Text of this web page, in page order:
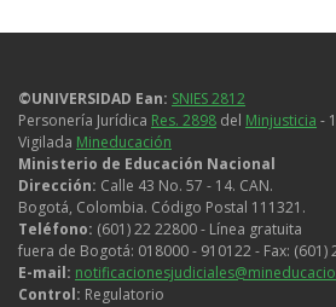
©UNIVERSIDAD Ean: SNIES 2812
Personería Jurídica Res. 2898 del Minjusticia -
Vigilada Mineducación
Ministerio de Educación Nacional
Dirección: Calle 43 No. 57 - 14. CAN.
Bogotá, Colombia. Código Postal 111321.
Teléfono: (601) 22 22800 - Línea gratuita
fuera de Bogotá: 018000 - 910122 - Fax: (601)
E-mail:
Control: Regulatorio